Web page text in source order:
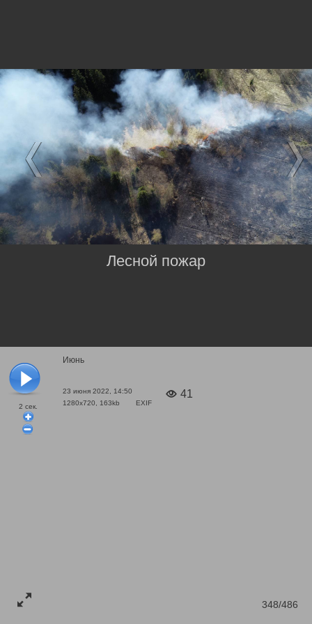
2 сек.
Июнь
23 июня 2022, 14:50
1280x720, 163kb
EXIF
41
348/486
Лесной пожар